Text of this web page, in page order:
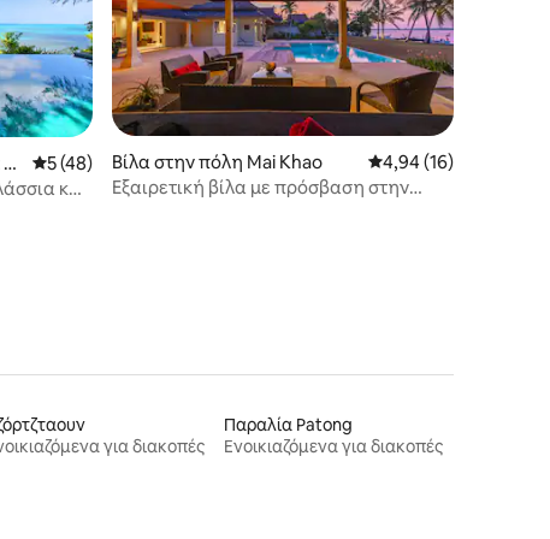
Μέση βαθμολογία: 5 στα 5, 48 κριτικές
5 (48)
και
Βίλα στην πόλη Mai Khao Μέση βαθμολογία:
4,94 (16)
Εξαιρετική βίλα με πρόσβαση στην
για διακοπές
Παραλία Patong
Ενοικιαζόμενα για διακοπές